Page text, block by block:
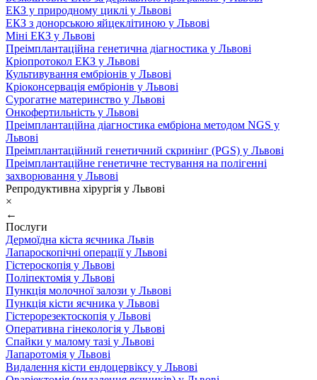
ЕКЗ у природному циклі у Львові
ЕКЗ з донорською яйцеклітиною у Львові
Міні ЕКЗ у Львові
Преімплантаційна генетична діагностика у Львові
Кріопротокол ЕКЗ у Львові
Культивування ембріонів у Львові
Кріоконсервація ембріонів у Львові
Сурогатне материнство у Львові
Онкофертильність у Львові
Преімплантаційна діагностика ембріона методом NGS у
Львові
Преімплантаційний генетичний скринінг (PGS) у Львові
Преімплантаційне генетичне тестування на полігенні
захворювання у Львові
Репродуктивна хірургія у Львові
×
←
Послуги
Дермоїдна кіста яєчника Львів
Лапароскопічні операції у Львові
Гістероскопія у Львові
Поліпектомія у Львові
Пункція молочної залози у Львові
Пункція кісти яєчника у Львові
Гістерорезектоскопія у Львові
Оперативна гінекологія у Львові
Спайки у малому тазі у Львові
Лапаротомія у Львові
Видалення кісти ендоцервіксу у Львові